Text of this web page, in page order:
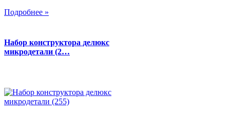
Подробнее »
Набор конструктора делюкс
микродетали (2…